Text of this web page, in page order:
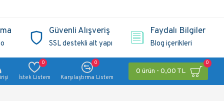
Güvenli Alışveriş
SSL destekli alt yapı
Faydalı Bilgiler
Blog içerikleri
İstek Listem
0
Karşılaştırma Listem
0
0 ürün - 0,00 TL
0